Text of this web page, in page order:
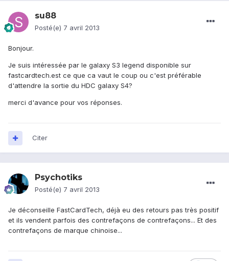
su88
Posté(e) 7 avril 2013
Bonjour.
Je suis intéressée par le galaxy S3 legend disponible sur
fastcardtech.est ce que ca vaut le coup ou c'est préférable
d'attendre la sortie du HDC galaxy S4?
merci d'avance pour vos réponses.
Citer
Psychotiks
Posté(e) 7 avril 2013
Je déconseille FastCardTech, déjà eu des retours pas très positif
et ils vendent parfois des contrefaçons de contrefaçons... Et des
contrefaçons de marque chinoise...